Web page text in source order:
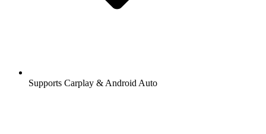
Supports Carplay & Android Auto